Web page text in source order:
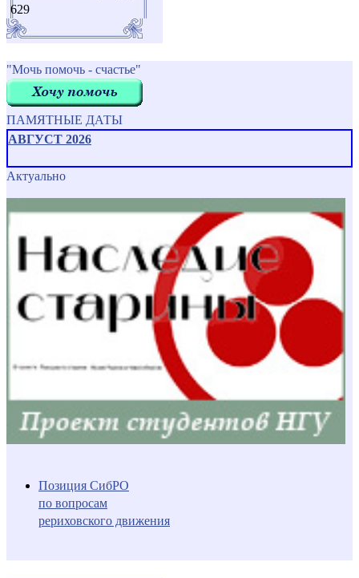
629
"Мочь помочь - счастье"
ПАМЯТНЫЕ ДАТЫ
АВГУСТ 2026
Актуально
Позиция СибРО
по вопросам
рериховского движения